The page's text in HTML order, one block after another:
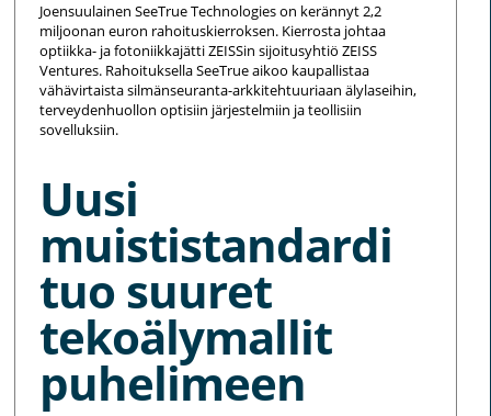
Joensuulainen SeeTrue Technologies on kerännyt 2,2
miljoonan euron rahoituskierroksen. Kierrosta johtaa
optiikka- ja fotoniikkajätti ZEISSin sijoitusyhtiö ZEISS
Ventures. Rahoituksella SeeTrue aikoo kaupallistaa
vähävirtaista silmänseuranta-arkkitehtuuriaan älylaseihin,
terveydenhuollon optisiin järjestelmiin ja teollisiin
sovelluksiin.
Uusi
muististandardi
tuo suuret
tekoälymallit
puhelimeen